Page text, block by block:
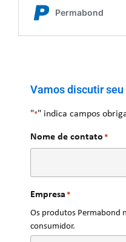
Vamos discutir
"*" indica campos
Nome de contato *
Empresa *
Os produtos Permabond
consumidor.